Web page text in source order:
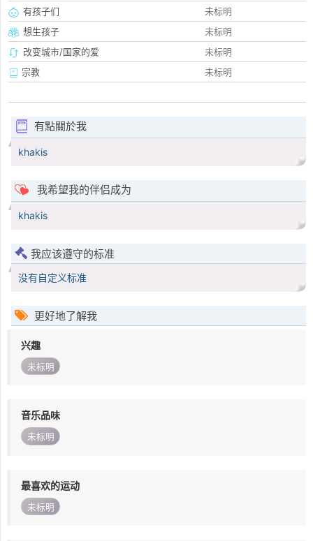
有孩子们
未标明
想生孩子
未标明
改变城市/国家的爱
未标明
宗教
未标明
有點關於我
khakis
我希望我的伴侣成为
khakis
我应该遵守的标准
没有自定义标准
更好地了解我
兴趣
未标明
音乐品味
未标明
最喜欢的运动
未标明